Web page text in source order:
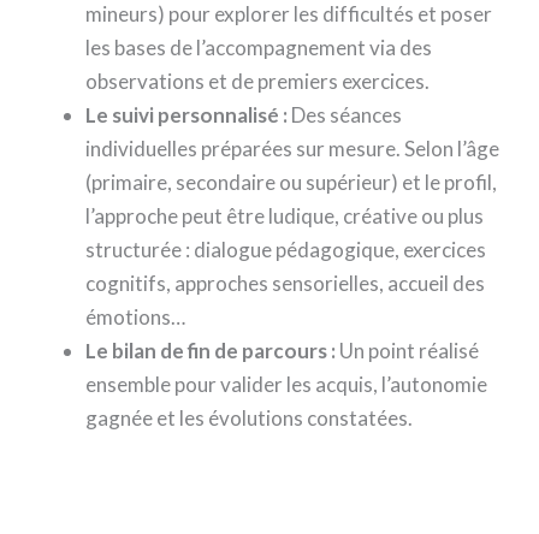
mineurs) pour explorer les difficultés et poser
les bases de l’accompagnement via des
observations et de premiers exercices.
Le suivi personnalisé : Des séances
individuelles préparées sur mesure. Selon l’âge
(primaire, secondaire ou supérieur) et le profil,
l’approche peut être ludique, créative ou plus
structurée : dialogue pédagogique, exercices
cognitifs, approches sensorielles, accueil des
émotions…
Le bilan de fin de parcours : Un point réalisé
ensemble pour valider les acquis, l’autonomie
gagnée et les évolutions constatées.